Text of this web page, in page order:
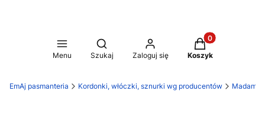
Menu
Otwórz wyszukiwarkę
Szukaj Zaloguj się
Produkty w
Koszyk
EmAj pasmanteria Kordonki, włóczki, sznurki wg producentów Madame